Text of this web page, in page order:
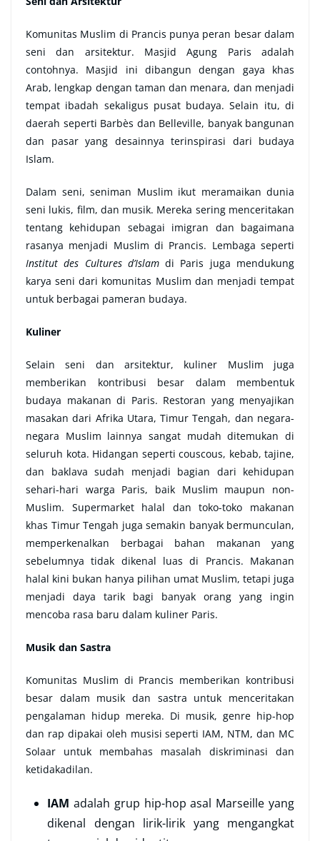
Komunitas Muslim di Prancis punya peran besar dalam
seni dan arsitektur. Masjid Agung Paris adalah
contohnya. Masjid ini dibangun dengan gaya khas
Arab, lengkap dengan taman dan menara, dan menjadi
tempat ibadah sekaligus pusat budaya. Selain itu, di
daerah seperti Barbès dan Belleville, banyak bangunan
dan pasar yang desainnya terinspirasi dari budaya
Islam.
Dalam seni, seniman Muslim ikut meramaikan dunia
seni lukis, film, dan musik. Mereka sering menceritakan
tentang kehidupan sebagai imigran dan bagaimana
rasanya menjadi Muslim di Prancis. Lembaga seperti
Institut des Cultures d’Islamdi Paris juga mendukung
karya seni dari komunitas Muslim dan menjadi tempat
untuk berbagai pameran budaya.
Kuliner
Selain seni dan arsitektur, kuliner Muslim juga
memberikan kontribusi besar dalam membentuk
budaya makanan di Paris. Restoran yang menyajikan
masakan dari Afrika Utara, Timur Tengah, dan negara-
negara Muslim lainnya sangat mudah ditemukan di
seluruh kota. Hidangan seperti couscous, kebab, tajine,
dan baklava sudah menjadi bagian dari kehidupan
sehari-hari warga Paris, baik Muslim maupun non-
Muslim. Supermarket halal dan toko-toko makanan
khas Timur Tengah juga semakin banyak bermunculan,
memperkenalkan berbagai bahan makanan yang
sebelumnya tidak dikenal luas di Prancis. Makanan
halal kini bukan hanya pilihan umat Muslim, tetapi juga
menjadi daya tarik bagi banyak orang yang ingin
mencoba rasa baru dalam kuliner Paris.
Musik dan Sastra
Komunitas Muslim di Prancis memberikan kontribusi
besar dalam musik dan sastra untuk menceritakan
pengalaman hidup mereka. Di musik, genre hip-hop
dan rap dipakai oleh musisi seperti IAM, NTM, dan MC
Solaar untuk membahas masalah diskriminasi dan
ketidakadilan.
IAM adalah grup hip-hop asal Marseille yang
dikenal dengan lirik-lirik yang mengangkat